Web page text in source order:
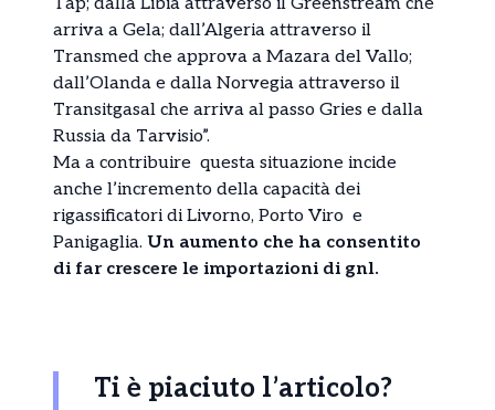
Tap; dalla Libia attraverso il Greenstream che
arriva a Gela; dall’Algeria attraverso il
Transmed che approva a Mazara del Vallo;
dall’Olanda e dalla Norvegia attraverso il
Transitgasal che arriva al passo Gries e dalla
Russia da Tarvisio”.
Ma a contribuire questa situazione incide
anche l’incremento della capacità dei
rigassificatori di Livorno, Porto Viro e
Panigaglia. Un aumento che ha consentito
di far crescere le importazioni di gnl.
Ti è piaciuto l’articolo?